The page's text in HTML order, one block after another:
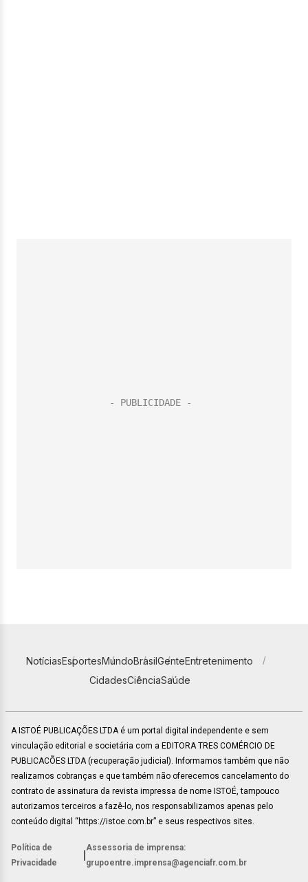
NotíciasEsportesMundoBrasilGenteEntretenimento
CidadesCiênciaSaúde
A ISTOÉ PUBLICAÇÕES LTDA é um portal digital independente e sem
vinculação editorial e societária com a EDITORA TRES COMÉRCIO DE
PUBLICACÕES LTDA (recuperação judicial). Informamos também que não
realizamos cobranças e que também não oferecemos cancelamento do
contrato de assinatura da revista impressa de nome ISTOÉ, tampouco
autorizamos terceiros a fazê-lo, nos responsabilizamos apenas pelo
conteúdo digital “https://istoe.com.br” e seus respectivos sites.
Política de
Privacidade
Assessoria de imprensa:
grupoentre.imprensa@agenciafr.com.br